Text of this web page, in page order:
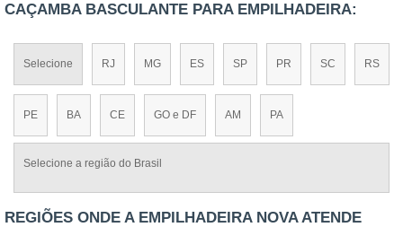
CAÇAMBA BASCULANTE PARA EMPILHADEIRA:
Selecione RJ MG ES SP PR SC RS
PE BA CE GO e DF AM PA
Selecione a região do Brasil
REGIÕES ONDE A EMPILHADEIRA NOVA ATENDE